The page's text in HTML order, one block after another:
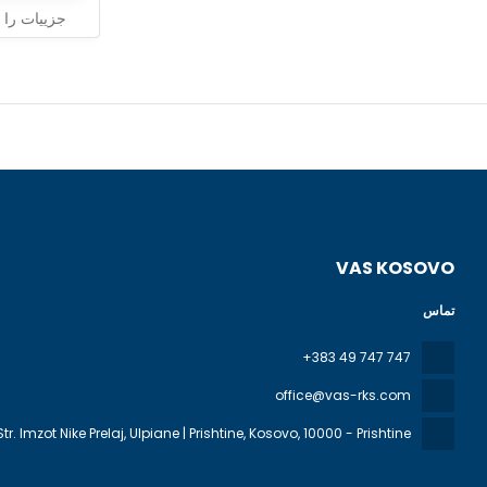
جزییات را
VAS KOSOVO
تماس
+383 49 747 747
office@vas-rks.com
Imzot Nike Prelaj, Ulpiane | Prishtine, Kosovo, 10000 - Prishtine